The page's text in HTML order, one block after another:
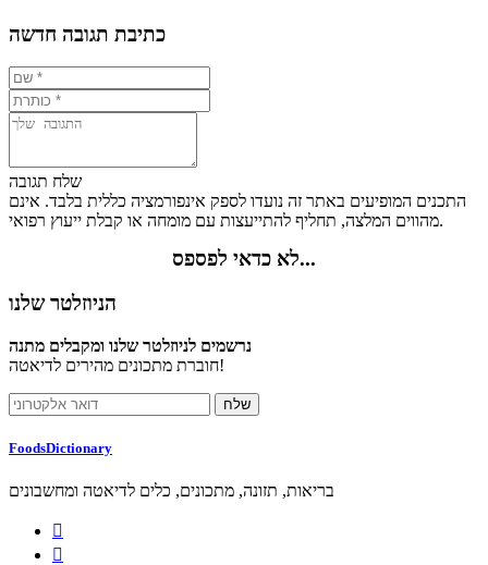
כתיבת תגובה חדשה
שלח תגובה
התכנים המופיעים באתר זה נועדו לספק אינפורמציה כללית בלבד. אינם
מהווים המלצה, תחליף להתייעצות עם מומחה או קבלת ייעוץ רפואי.
לא כדאי לפספס...
הניוזלטר שלנו
נרשמים לניוזלטר שלנו ומקבלים מתנה
חוברת מתכונים מהירים לדיאטה!
FoodsDictionary
בריאות, תזונה, מתכונים, כלים לדיאטה ומחשבונים

